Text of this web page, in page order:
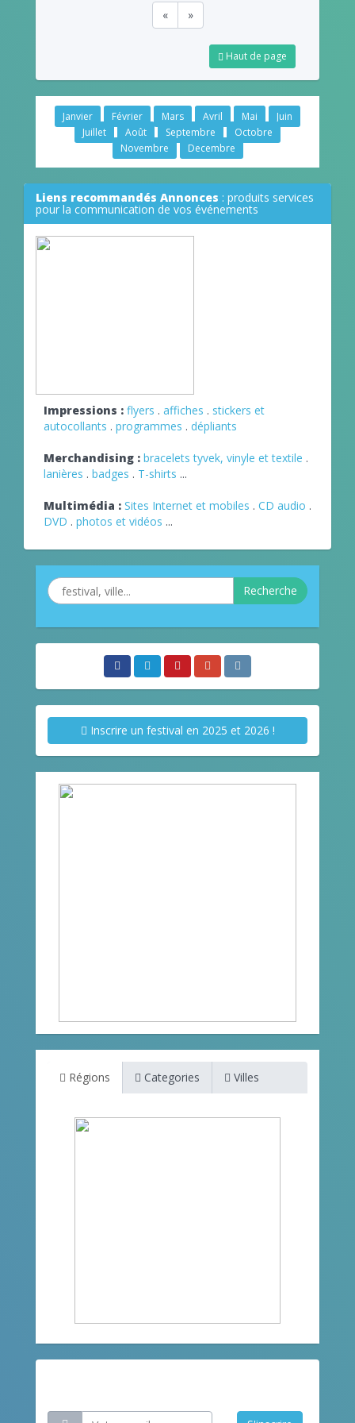
« »
Haut de page
Janvier Février Mars Avril Mai
Juin
Juillet
Août Septembre
Octobre
Novembre
Decembre
Liens recommandés Annonces : produits services
pour la communication de vos événements
Impressions : flyers . affiches . stickers et
autocollants . programmes . dépliants
Merchandising : bracelets tyvek, vinyle et textile .
lanières . badges . T-shirts ...
Multimédia : Sites Internet et mobiles . CD audio .
DVD . photos et vidéos ...
Recherche
Inscrire un festival en 2025 et 2026 !
Régions Categories Villes